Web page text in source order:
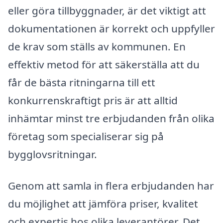
eller göra tillbyggnader, är det viktigt att
dokumentationen är korrekt och uppfyller
de krav som ställs av kommunen. En
effektiv metod för att säkerställa att du
får de bästa ritningarna till ett
konkurrenskraftigt pris är att alltid
inhämtar minst tre erbjudanden från olika
företag som specialiserar sig på
bygglovsritningar.
Genom att samla in flera erbjudanden har
du möjlighet att jämföra priser, kvalitet